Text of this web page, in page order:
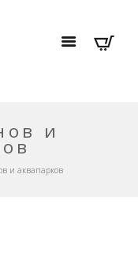
и
и аквапарков